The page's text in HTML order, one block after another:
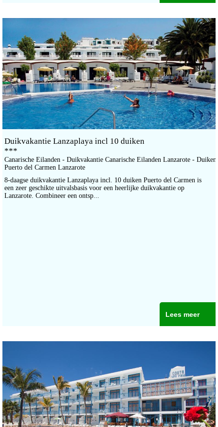
Duikvakantie Lanzaplaya incl 10 duiken
***
Canarische Eilanden - Duikvakantie Canarische Eilanden Lanzarote - Duiken
Puerto del Carmen Lanzarote
8-daagse duikvakantie Lanzaplaya incl. 10 duiken Puerto del Carmen is
een zeer geschikte uitvalsbasis voor een heerlijke duikvakantie op
Lanzarote. Combineer een ontsp...
Lees meer